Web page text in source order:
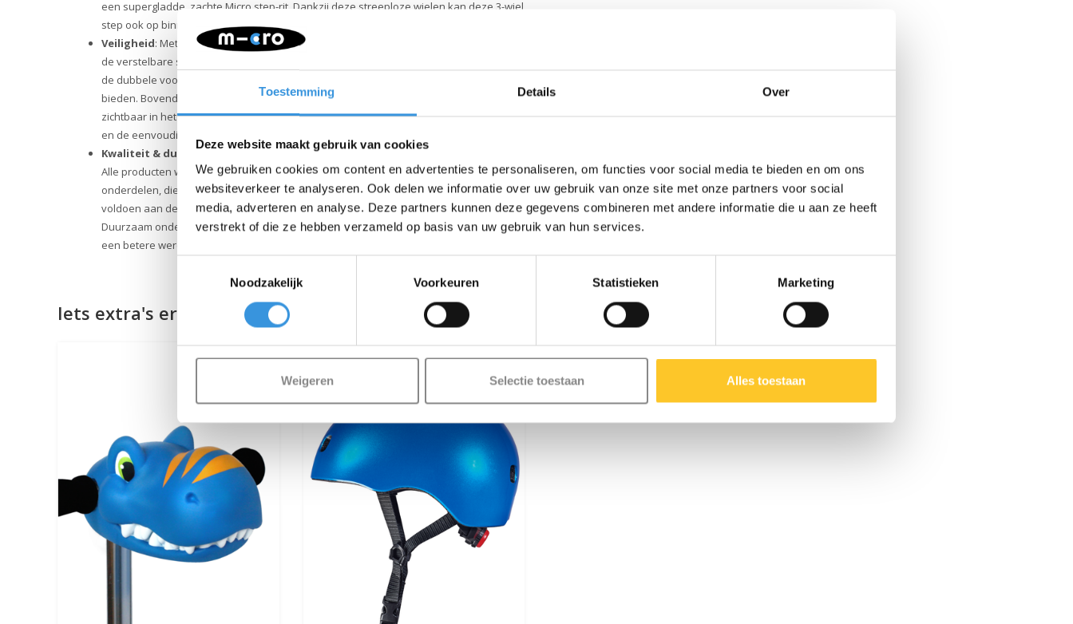
Toestemming Details Over
Deze website maakt gebruik van cookies
We gebruiken cookies om content en advertenties te personaliseren, om functies voor social media te bieden en om ons
websiteverkeer te analyseren. Ook delen we informatie over uw gebruik van onze site met onze partners voor social
media, adverteren en analyse. Deze partners kunnen deze gegevens combineren met andere informatie die u aan ze heeft
verstrekt of die ze hebben verzameld op basis van uw gebruik van hun services.
Noodzakelijk
Voorkeuren Statistieken Marketing
Weigeren Selectie toestaan Alles toestaan
een supergladde, zachte Micro step-rit. Dankzij deze streeploze wielen kan deze 3-wiel
step ook op binnenvloeren worden gebruikt.
Veiligheid: Met de Mini Micro Deluxe LED-step kies je voor een veilige kinderstep. Door
de verstelbare stuurhoogte past de step altijd perfect bij de lengte van je kind, terwijl
de dubbele voorwielen en het stabiele met glasvezel versterkte bord meer stabiliteit
bieden. Bovendien maken de batterijloze LED lampjes in de wielen de 3-wiel step extra
zichtbaar in het donker. Door het lichtgewicht frame, de siliconen gripletters op het dek
en de eenvoudig te bedienen rem houdt je kind makkelijk de controle.
Kwaliteit & duurzaamheid:Bij Micro Mobility hechten we veel waarde aan kwaliteit.
Alle producten worden ontworpen in Zwitserland en vervaardigd met de allerbeste
onderdelen, die bovendien allemaal vervangbaar zijn. Ze zijn uitvoerig getest en
voldoen aan de hoogste normen, waardoor Micro producten jarenlang meegaan.
Duurzaam ondernemen draait niet alleen om het milieu. Micro zet zich volledig in voor
een betere wereld, met aandacht voor mens en milieu, volgens de ESG-richtlijnen.
Iets extra's erbij?